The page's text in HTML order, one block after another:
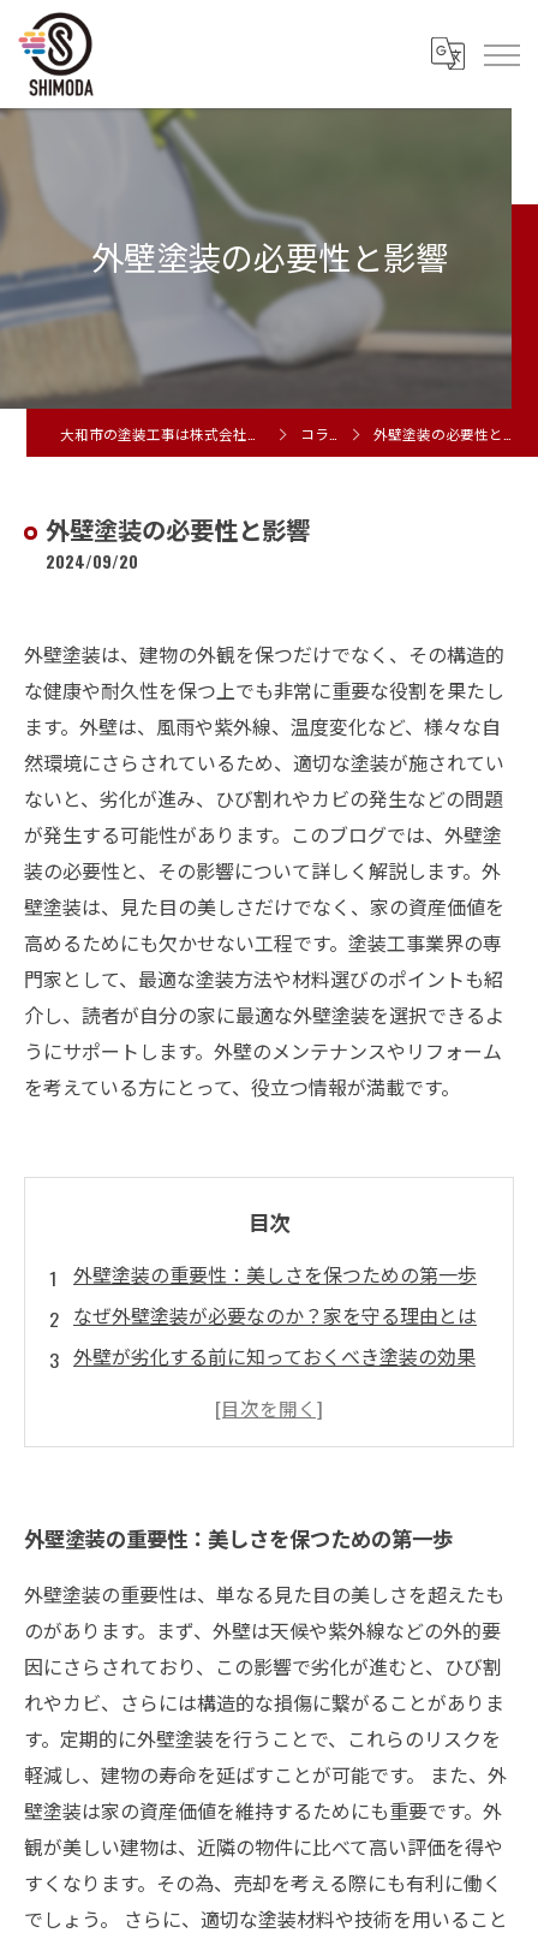
外壁塗装の必要性と影響
コラム 外壁塗装の必要性と影響
外壁塗装の必要性と影響
2024/09/20
外壁塗装は、建物の外観を保つだけでなく、その構造的
な健康や耐久性を保つ上でも非常に重要な役割を果たし
ます。外壁は、風雨や紫外線、温度変化など、様々な自
然環境にさらされているため、適切な塗装が施されてい
ないと、劣化が進み、ひび割れやカビの発生などの問題
が発生する可能性があります。このブログでは、外壁塗
装の必要性と、その影響について詳しく解説します。外
壁塗装は、見た目の美しさだけでなく、家の資産価値を
高めるためにも欠かせない工程です。塗装工事業界の専
門家として、最適な塗装方法や材料選びのポイントも紹
介し、読者が自分の家に最適な外壁塗装を選択できるよ
うにサポートします。外壁のメンテナンスやリフォーム
を考えている方にとって、役立つ情報が満載です。
目次
外壁塗装の重要性：美しさを保つための第一歩
なぜ外壁塗装が必要なのか？家を守る理由とは
外壁が劣化する前に知っておくべき塗装の効果
外壁塗装の材料と方法：選び方ガイド
外壁塗装がもたらす驚くべき影響とは？効果的
なメンテナンス方法
外壁塗装の重要性：美しさを保つための第一歩
外壁塗装の重要性は、単なる見た目の美しさを超えたも
のがあります。まず、外壁は天候や紫外線などの外的要
因にさらされており、この影響で劣化が進むと、ひび割
れやカビ、さらには構造的な損傷に繋がることがありま
す。定期的に外壁塗装を行うことで、これらのリスクを
軽減し、建物の寿命を延ばすことが可能です。 また、外
壁塗装は家の資産価値を維持するためにも重要です。外
観が美しい建物は、近隣の物件に比べて高い評価を得や
すくなります。その為、売却を考える際にも有利に働く
でしょう。 さらに、適切な塗装材料や技術を用いること